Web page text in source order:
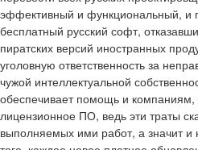
эффективный и функциональный, и
бесплатный русский софт,
пиратских версий иностранных
уголовную ответственность за
чужой интеллектуальной
обеспечивает помощь и
лицензионное ПО, ведь эти траты
выполняемых ими работ, а значит